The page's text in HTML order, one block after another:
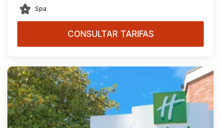
Spa
CONSULTAR TARIFAS